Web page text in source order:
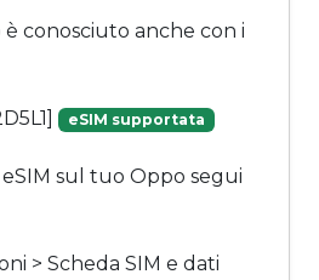
conosciuto anche con i
eSIM supportata
sul tuo Oppo segui
> Scheda SIM e dati